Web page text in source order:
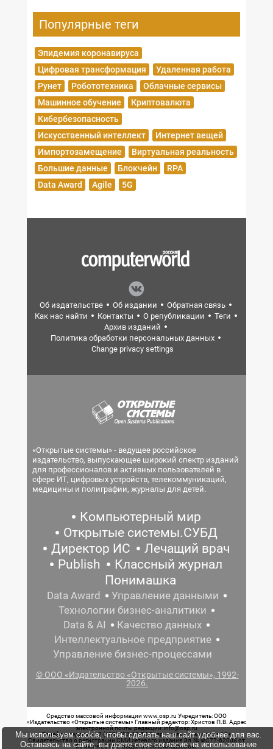
Популярные теги
Эпидемия коронавируса
Цифровая трансформация
Удаленная работа
Рунет
Робототехника
Облачные сервисы
Машинное обучение
Криптовалюта
Кибербезопасность
Искусственный интеллект
Интернет вещей
Импортозамещение
Виртуальная реальность
Большие данные
Блокчейн
RPA
Data Award
Agile 5G
Об издательстве Об издании
Обратная связь
Как нас найти
Контакты О републикации
Теги
Архив изданий
Политика обработки персональных данных
Change privacy settings
«Открытые системы» - ведущее российское
издательство, выпускающее широкий спектр изданий
для профессионалов и активных пользователей в
сфере ИТ, цифровых устройств, телекоммуникаций,
медицины и полиграфии, журналы для детей.
Компьютерный мир
Открытые системы.СУБД
Директор ИС
Лечащий врач
Publish
Классный журнал
Понимашка
Data Award
Управление данными
Технологии бизнес-аналитики
Data & AI
Качество данных
Интеллектуальное предприятие
Управление бизнес-процессами
© ООО «Издательство «Открытые системы», 1992-
2026.
Средство массовой информации www.osp.ru Учредитель: ООО
«Издательство «Открытые системы» Главный редактор: Христов П.В. Адрес
электронной почты редакции: info@osp.ru
Телефон редакции: 7 (499) 703-18-54 Возрастная маркировка: 12+
Свидетельство о регистрации СМИ сетевого издания Эл.№ ФС77-62008 от
05 июня 2015 г. выдано Роскомнадзором.
Мы используем cookie, чтобы сделать наш сайт удобнее для вас.
Оставаясь на сайте, вы даете свое согласие на использование